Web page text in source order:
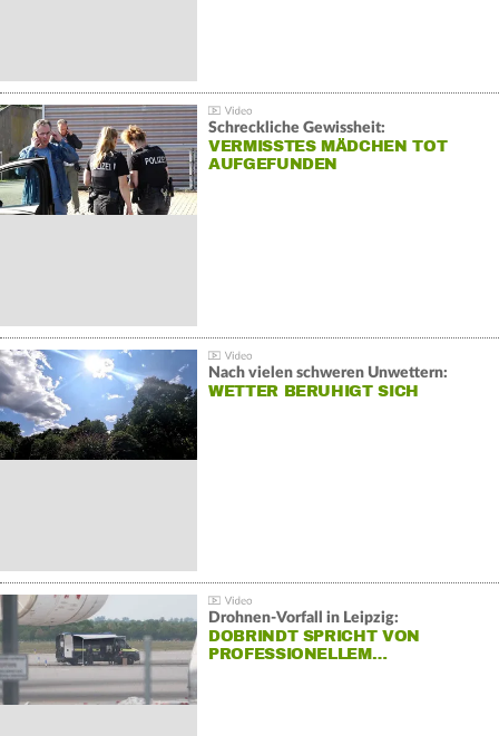
Schreckliche Gewissheit:
VERMISSTES MÄDCHEN TOT
AUFGEFUNDEN
Nach vielen schweren Unwettern:
WETTER BERUHIGT SICH
Drohnen-Vorfall in Leipzig:
DOBRINDT SPRICHT VON
PROFESSIONELLEM…